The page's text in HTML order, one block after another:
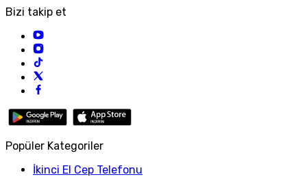
Bizi takip et
Popüler Kategoriler
İkinci El Cep Telefonu